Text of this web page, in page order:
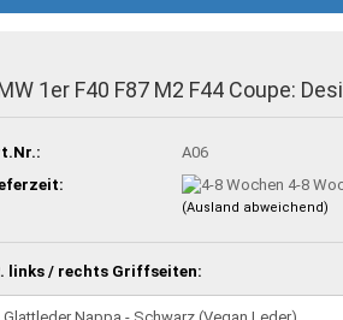
1er F40 F87 M2 F44 Coupe:
A06
4-8
(Ausland abweichend)
links / rechts Griffseiten: